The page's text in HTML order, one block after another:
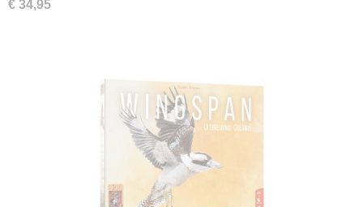
€ 34,95